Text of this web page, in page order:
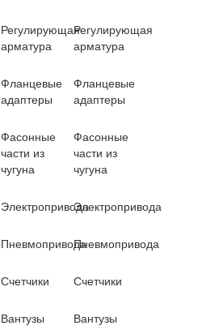
Регулирующая
арматура
Фланцевые
адаптеры
Фасонные
части из
чугуна
Электропривода
Пневмопривода
Счетчики
Вантузы
Регулирующая
арматура
Фланцевые
адаптеры
Фасонные
части из
чугуна
Электропривода
Пневмопривода
Счетчики
Вантузы